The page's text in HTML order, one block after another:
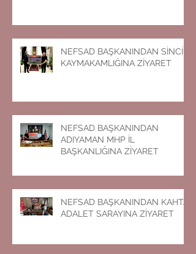
NEFSAD BAŞKANINDAN SİNCİK
KAYMAKAMLIĞINA ZİYARET
NEFSAD BAŞKANINDAN
ADIYAMAN MHP İL
BAŞKANLIĞINA ZİYARET
NEFSAD BAŞKANINDAN KAHTA
ADALET SARAYINA ZİYARET